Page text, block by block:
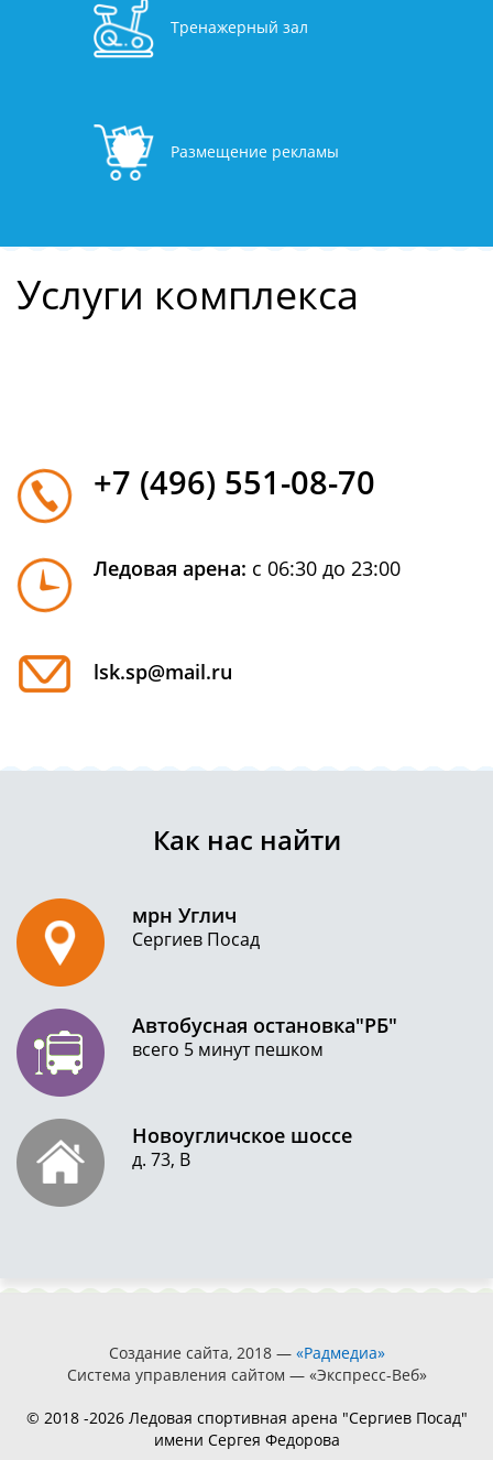
Тренажерный зал
Размещение рекламы
Услуги комплекса
+7 (496) 551-08-70
Ледовая арена: с 06:30 до 23:00
lsk.sp@mail.ru
Как нас найти
мрн Углич
Сергиев Посад
Автобусная остановка"РБ"
всего 5 минут пешком
Новоугличское шоссе
д. 73, В
Создание сайта, 2018 — «Радмедиа»
Система управления сайтом — «Экспресс-Веб»
© 2018 -2026 Ледовая спортивная арена "Сергиев Посад"
имени Сергея Федорова